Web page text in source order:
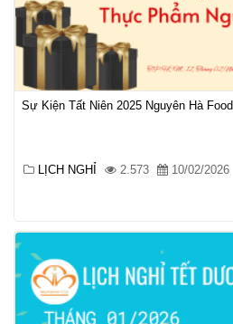
Sự Kiện Tất Niên 2025 Nguyên Hà Food
LỊCH NGHỈ 2.573 10/02/2026